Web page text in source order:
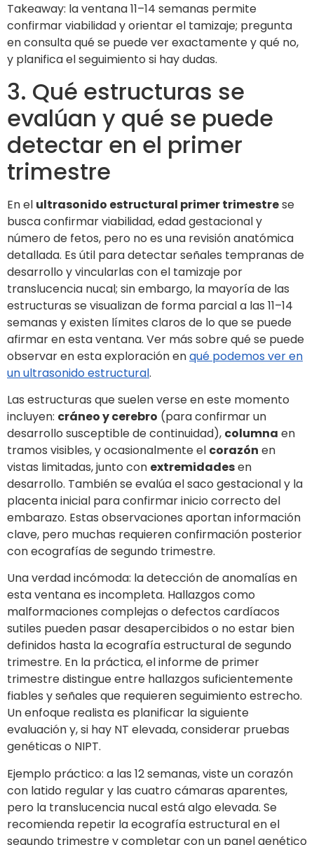
Takeaway: la ventana 11–14 semanas permite
confirmar viabilidad y orientar el tamizaje; pregunta
en consulta qué se puede ver exactamente y qué no,
y planifica el seguimiento si hay dudas.
3. Qué estructuras se
evalúan y qué se puede
detectar en el primer
trimestre
En el ultrasonido estructural primer trimestrese
busca confirmar viabilidad, edad gestacional y
número de fetos, pero no es una revisión anatómica
detallada. Es útil para detectar señales tempranas de
desarrollo y vincularlas con el tamizaje por
translucencia nucal; sin embargo, la mayoría de las
estructuras se visualizan de forma parcial a las 11–14
semanas y existen límites claros de lo que se puede
afirmar en esta ventana. Ver más sobre qué se puede
observar en esta exploración enqué podemos ver en
un ultrasonido estructural.
Las estructuras que suelen verse en este momento
incluyen: cráneo y cerebro (para confirmar un
desarrollo susceptible de continuidad), columna en
tramos visibles, y ocasionalmente el corazón en
vistas limitadas, junto con extremidadesen
desarrollo. También se evalúa el saco gestacional y la
placenta inicial para confirmar inicio correcto del
embarazo. Estas observaciones aportan información
clave, pero muchas requieren confirmación posterior
con ecografías de segundo trimestre.
Una verdad incómoda: la detección de anomalías en
esta ventana es incompleta. Hallazgos como
malformaciones complejas o defectos cardíacos
sutiles pueden pasar desapercibidos o no estar bien
definidos hasta la ecografía estructural de segundo
trimestre. En la práctica, el informe de primer
trimestre distingue entre hallazgos suficientemente
fiables y señales que requieren seguimiento estrecho.
Un enfoque realista es planificar la siguiente
evaluación y, si hay NT elevada, considerar pruebas
genéticas o NIPT.
Ejemplo práctico: a las 12 semanas, viste un corazón
con latido regular y las cuatro cámaras aparentes,
pero la translucencia nucal está algo elevada. Se
recomienda repetir la ecografía estructural en el
segundo trimestre y completar con un panel genético